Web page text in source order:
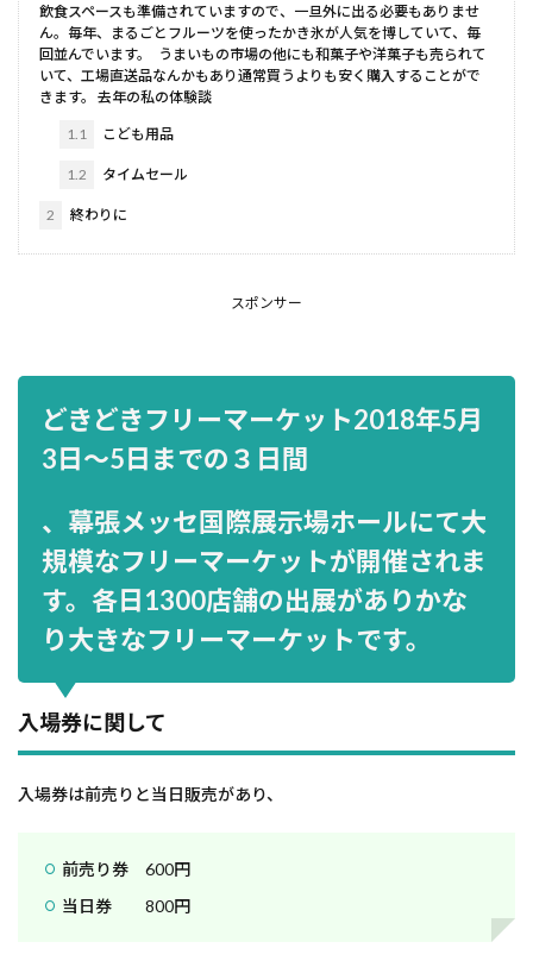
飲食スペースも準備されていますので、一旦外に出る必要もありませ
ん。毎年、まるごとフルーツを使ったかき氷が人気を博していて、毎
回並んでいます。 うまいもの市場の他にも和菓子や洋菓子も売られて
いて、工場直送品なんかもあり通常買うよりも安く購入することがで
きます。 去年の私の体験談
1.1 こども用品
1.2 タイムセール
2 終わりに
スポンサー
どきどきフリーマーケット2018年5月
3日～5日までの３日間
、幕張メッセ国際展示場ホールにて大
規模なフリーマーケットが開催されま
す。各日1300店舗の出展がありかな
り大きなフリーマーケットです。
入場券に関して
入場券は前売りと当日販売があり、
前売り券 600円
当日券 800円